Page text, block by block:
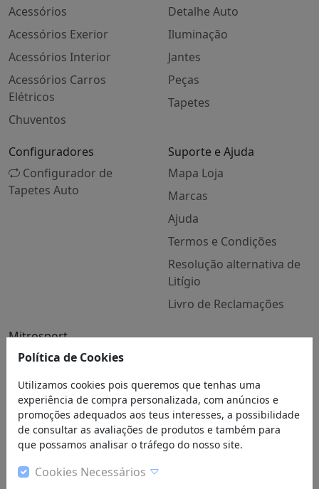
Acessórios
Acessórios Exerior
Acessórios Interior
Acessórios Carros
Elétricos
Chuventos
Detalhe Auto
Iluminação
Jantes
Peças
Tapetes
Configuradores
Configurador de
Tapetes Auto
Suporte e Ajuda
Mapa Loja
Marcas
Ajuda
Termos e Condições
Resolução alternativa de
Litígio
Livro de Reclamações
Mitrosport
Quem Somos
Contactos
Blog
Política de Cookies
Utilizamos cookies pois queremos que tenhas uma
experiência de compra personalizada, com anúncios e
promoções adequados aos teus interesses, a possibilidade
de consultar as avaliações de produtos e também para
que possamos analisar o tráfego do nosso site.
Cookies Necessários